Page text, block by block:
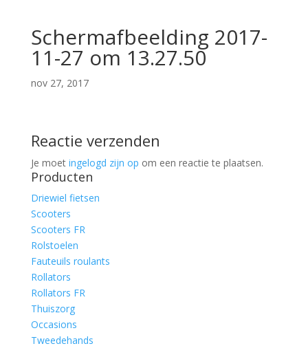
Schermafbeelding 2017-
11-27 om 13.27.50
nov 27, 2017
Reactie verzenden
Je moet ingelogd zijn op om een reactie te plaatsen.
Producten
Driewiel fietsen
Scooters
Scooters FR
Rolstoelen
Fauteuils roulants
Rollators
Rollators FR
Thuiszorg
Occasions
Tweedehands